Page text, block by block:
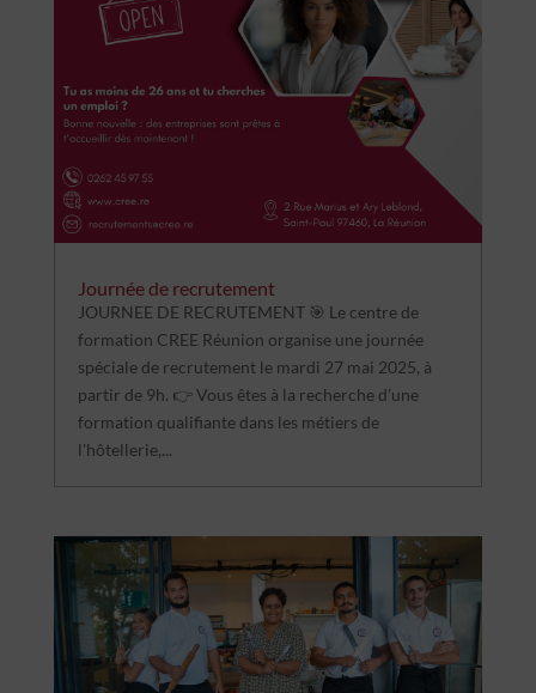
Journée de recrutement
JOURNEE DE RECRUTEMENT 🎯 Le centre de
formation CREE Réunion organise une journée
spéciale de recrutement le mardi 27 mai 2025, à
partir de 9h. 👉 Vous êtes à la recherche d’une
formation qualifiante dans les métiers de
l'hôtellerie,...